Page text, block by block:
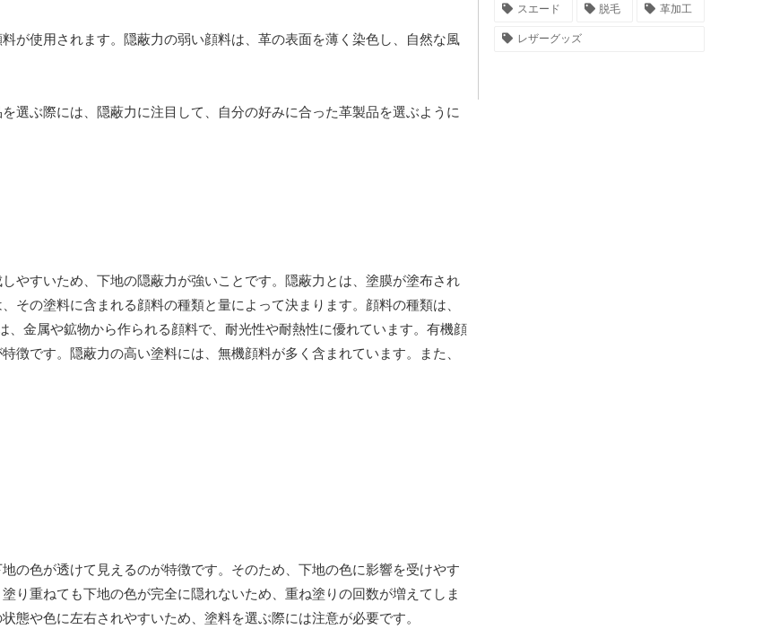
が使用されます。隠蔽力の弱い顔料は、革の表面を薄く染色し、自然な風
選ぶ際には、隠蔽力に注目して、自分の好みに合った革製品を選ぶように
やすいため、下地の隠蔽力が強いことです。隠蔽力とは、塗膜が塗布され
その塗料に含まれる顔料の種類と量によって決まります。顔料の種類は、
金属や鉱物から作られる顔料で、耐光性や耐熱性に優れています。有機顔
徴です。隠蔽力の高い塗料には、無機顔料が多く含まれています。また、
の色が透けて見えるのが特徴です。そのため、下地の色に影響を受けやす
り重ねても下地の色が完全に隠れないため、重ね塗りの回数が増えてしま
態や色に左右されやすいため、塗料を選ぶ際には注意が必要です。
スエード 脱毛 革加工
レザーグッズ